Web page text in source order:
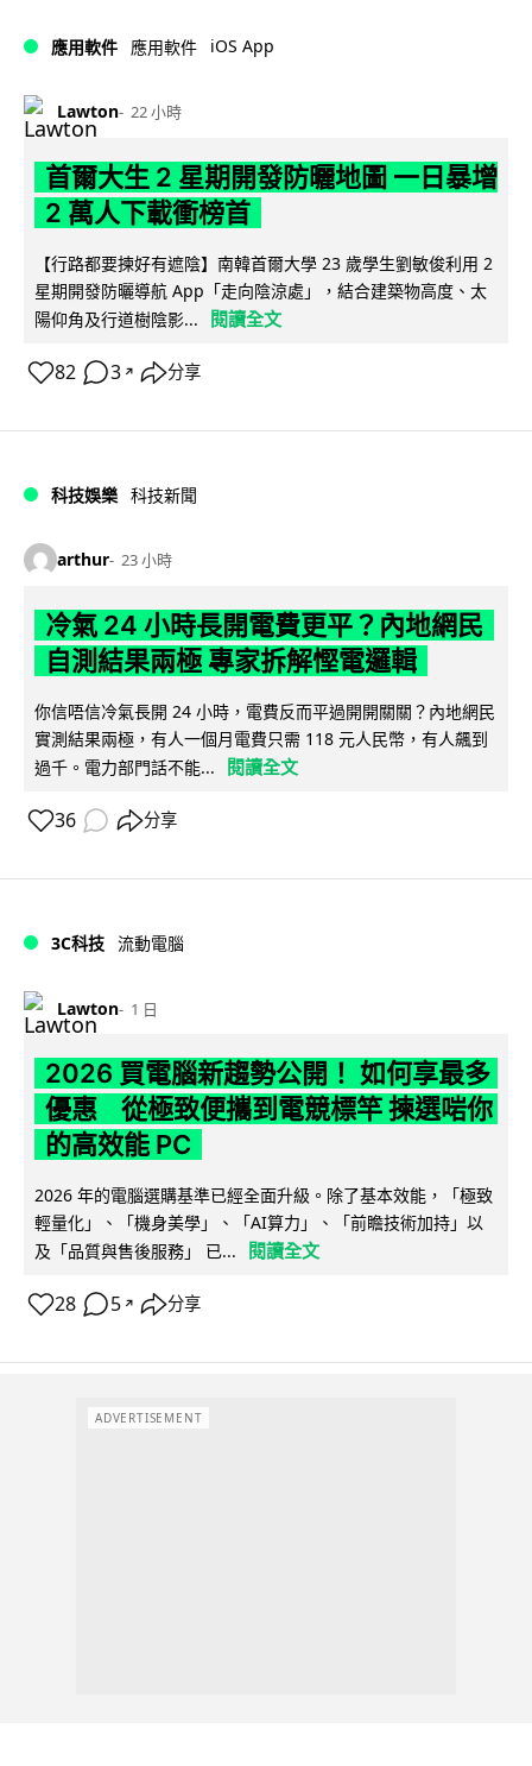
應用軟件 應用軟件 iOS App
Lawton 22 小時
首爾大生 2 星期開發防曬地圖 一日暴增
2 萬人下載衝榜首
【行路都要揀好有遮陰】南韓首爾大學 23 歲學生劉敏俊利用 2
星期開發防曬導航 App「走向陰涼處」，結合建築物高度、太
陽仰角及行道樹陰影...
閱讀全文
82 3 ↗ 分享
科技娛樂 科技新聞
arthur 23 小時
冷氣 24 小時長開電費更平？內地網民
自測結果兩極 專家拆解慳電邏輯
你信唔信冷氣長開 24 小時，電費反而平過開開關關？內地網民
實測結果兩極，有人一個月電費只需 118 元人民幣，有人飆到
過千。電力部門話不能...
閱讀全文
36 分享
3C科技 流動電腦
Lawton 1 日
2026 買電腦新趨勢公開！ 如何享最多
優惠 從極致便攜到電競標竿 揀選啱你
的高效能 PC
2026 年的電腦選購基準已經全面升級。除了基本效能，「極致
輕量化」、「機身美學」、「AI算力」、「前瞻技術加持」以
及「品質與售後服務」 已...
閱讀全文
28 5 ↗ 分享
ADVERTISEMENT